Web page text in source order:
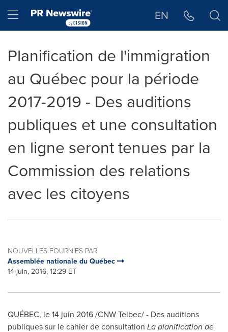
Hamburger menu EN
Planification de l'immigration
au Québec pour la période
2017-2019 - Des auditions
publiques et une consultation
en ligne seront tenues par la
Commission des relations
avec les citoyens
NOUVELLES FOURNIES PAR
Assemblée nationale du Québec
14 juin, 2016, 12:29 ET
QUÉBEC, le 14 juin 2016 /CNW Telbec/ - Des auditions
publiques sur le cahier de consultation La planification de